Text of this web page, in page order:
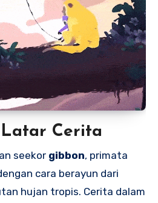
Cerita
seekor gibbon, primata
cara berayun dari
hujan tropis. Cerita dalam